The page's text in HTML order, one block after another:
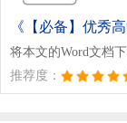
《【必备】优秀
将本文的Word文档
推荐度：